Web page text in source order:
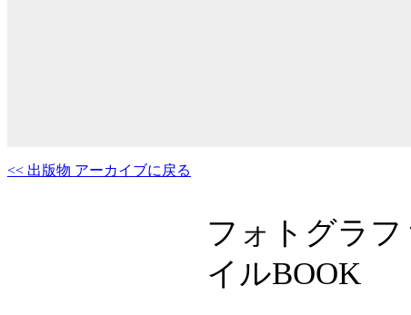
<< 出版物 アーカイブに戻る
フォトグラフ
イルBOOK